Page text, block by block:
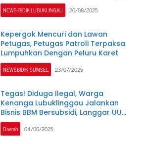
NEWS-BIDIK.LUBUKLINGAU 20/08/2025
Kepergok Mencuri dan Lawan
Petugas, Petugas Patroli Terpaksa
Lumpuhkan Dengan Peluru Karet
NEWSBIDIK SUMSEL 23/07/2025
Tegas! Diduga Ilegal, Warga
Kenanga Lubuklinggau Jalankan
Bisnis BBM Bersubsidi, Langgar UU
Migas
Daerah 04/06/2025